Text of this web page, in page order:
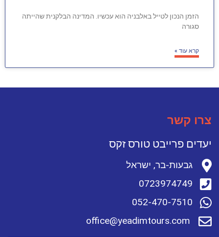
הזמן הנכון לטייל באלבניה הוא עכשיו. המדינה הבלקנית שהייתה
סגורה
קרא עוד »
צרו קשר
יעדים פרייבט טורס זקס
גבעות-בר, ישראל
0723974749
052-470-7510